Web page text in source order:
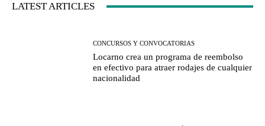
LATEST ARTICLES
CONCURSOS Y CONVOCATORIAS
Locarno crea un programa de reembolso
en efectivo para atraer rodajes de cualquier
nacionalidad